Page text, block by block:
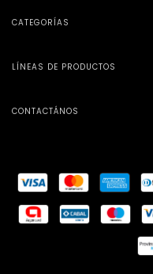
CATEGORÍAS
LÍNEAS DE PRODUCTOS
CONTACTÁNOS